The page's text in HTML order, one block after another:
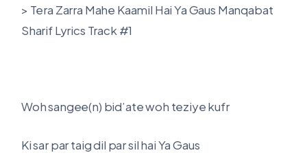
> Tera Zarra Mahe Kaamil Hai Ya Gaus Manqabat
Sharif Lyrics Track #1
Woh sangee(n) bid’ate woh teziye kufr
Ki sar par taig dil par sil hai Ya Gaus